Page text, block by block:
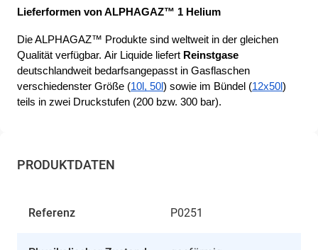
Lieferformen von ALPHAGAZ™ 1 Helium
Die ALPHAGAZ™ Produkte sind weltweit in der gleichen
Qualität verfügbar. Air Liquide liefert Reinstgase
deutschlandweit bedarfsangepasst in Gasflaschen
verschiedenster Größe (10l, 50l) sowie im Bündel (12x50l)
teils in zwei Druckstufen (200 bzw. 300 bar).
PRODUKTDATEN
Referenz P0251